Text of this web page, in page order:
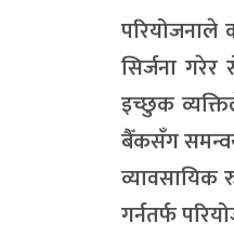
परियोजनाले
सिर्जना
इच्छुक
बैँकसँग समन्वय
व्यावसायिक
गर्नतर्फ